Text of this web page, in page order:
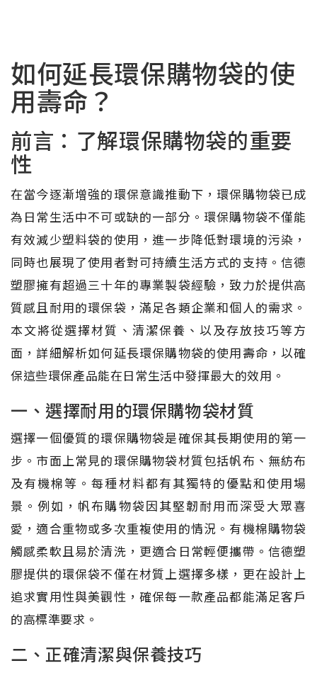
如何延長環保購物袋的使
用壽命？
前言：了解環保購物袋的重要
性
在當今逐漸增強的環保意識推動下，環保購物袋已成
為日常生活中不可或缺的一部分。環保購物袋不僅能
有效減少塑料袋的使用，進一步降低對環境的污染，
同時也展現了使用者對可持續生活方式的支持。信德
塑膠擁有超過三十年的專業製袋經驗，致力於提供高
質感且耐用的環保袋，滿足各類企業和個人的需求。
本文將從選擇材質、清潔保養、以及存放技巧等方
面，詳細解析如何延長環保購物袋的使用壽命，以確
保這些環保產品能在日常生活中發揮最大的效用。
一、選擇耐用的環保購物袋材質
選擇一個優質的環保購物袋是確保其長期使用的第一
步。市面上常見的環保購物袋材質包括帆布、無紡布
及有機棉等。每種材料都有其獨特的優點和使用場
景。例如，帆布購物袋因其堅韌耐用而深受大眾喜
愛，適合重物或多次重複使用的情況。有機棉購物袋
觸感柔軟且易於清洗，更適合日常輕便攜帶。信德塑
膠提供的環保袋不僅在材質上選擇多樣，更在設計上
追求實用性與美觀性，確保每一款產品都能滿足客戶
的高標準要求。
二、正確清潔與保養技巧